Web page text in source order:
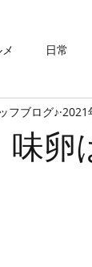
日常
fairy名古屋店
味
フブログ♪ 2021